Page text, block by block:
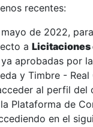
recentes:
de 2022,
a Licitaciones
ya aprobadas por
y Timbre - Real
al perfil del
Plataforma de
en el